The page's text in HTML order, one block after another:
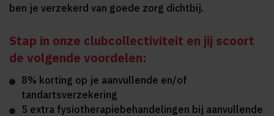
ben je verzekerd van goede zorg dichtbij.
Stap in onze clubcollectiviteit en jij scoort
de volgende voordelen:
8% korting op je aanvullende en/of
tandartsverzekering
5 extra fysiotherapiebehandelingen bij aanvullende